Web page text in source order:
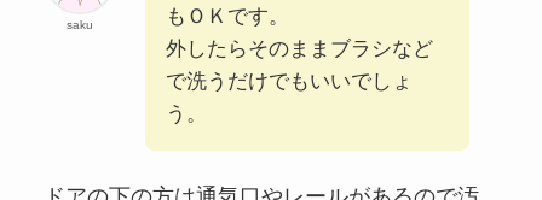
saku
もＯＫです。
外したらそのままブラシなど
で洗うだけでもいいでしょ
う。